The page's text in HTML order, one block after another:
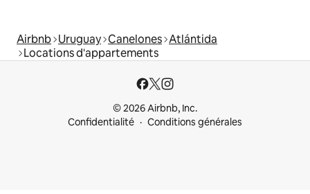
Airbnb Uruguay Canelones Atlántida
Locations d'appartements
© 2026 Airbnb, Inc.
Confidentialité
Conditions générales